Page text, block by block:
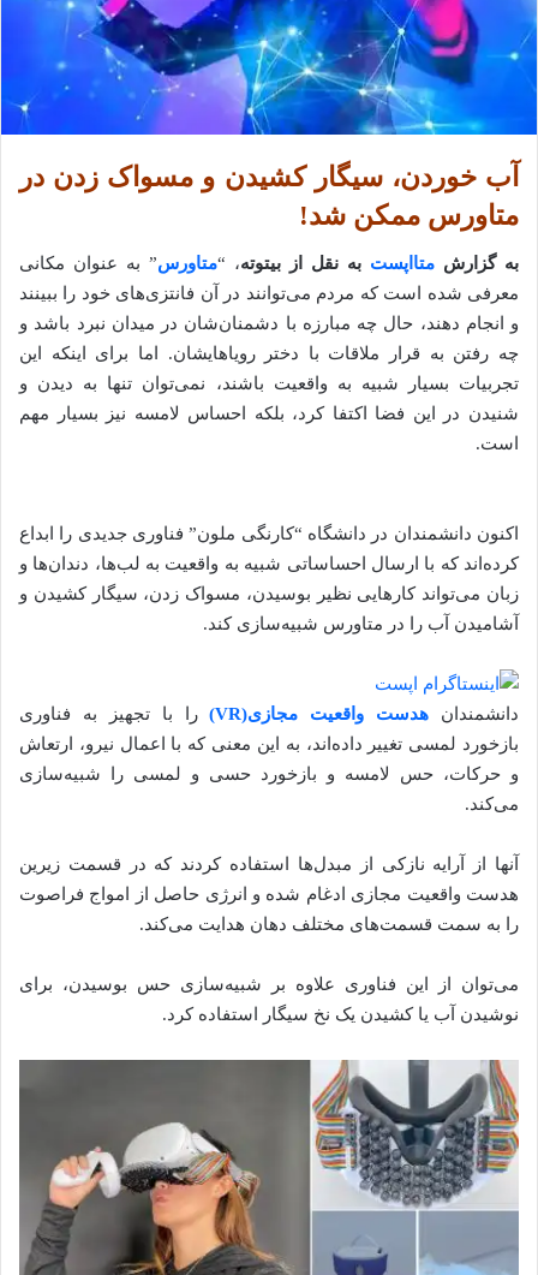
آب خوردن، سیگار کشیدن و مسواک زدن در
متاورس ممکن شد!
به گزارش متااپست به نقل از بیتوته، “متاورس” به‌ عنوان مکانی
معرفی شده است که مردم می‌توانند در آن فانتزی‌های خود را ببینند
و انجام دهند، حال چه مبارزه با دشمنان‌شان در میدان نبرد باشد و
چه رفتن به قرار ملاقات با دختر رویاهایشان. اما برای اینکه این
تجربیات بسیار شبیه به واقعیت باشند، نمی‌توان تنها به دیدن و
شنیدن در این فضا اکتفا کرد، بلکه احساس لامسه نیز بسیار مهم
است.
اکنون دانشمندان در دانشگاه “کارنگی ملون” فناوری جدیدی را ابداع
کرده‌اند که با ارسال احساساتی شبیه به واقعیت به لب‌ها، دندان‌ها و
زبان می‌تواند کارهایی نظیر بوسیدن، مسواک زدن، سیگار کشیدن و
آشامیدن آب را در متاورس شبیه‌سازی کند.
دانشمندان هدست واقعیت مجازی(VR)
را با تجهیز به فناوری
بازخورد لمسی تغییر داده‌اند، به این معنی که با اعمال نیرو، ارتعاش
و حرکات، حس لامسه و بازخورد حسی و لمسی را شبیه‌سازی
می‌کند.
آنها از آرایه نازکی از مبدل‌ها استفاده کردند که در قسمت زیرین
هدست واقعیت مجازی ادغام شده‌ و انرژی حاصل از امواج فراصوت
را به سمت قسمت‌های مختلف دهان هدایت می‌کند.
می‌توان از این فناوری علاوه بر شبیه‌سازی حس بوسیدن، برای
نوشیدن آب یا کشیدن یک نخ سیگار استفاده کرد.